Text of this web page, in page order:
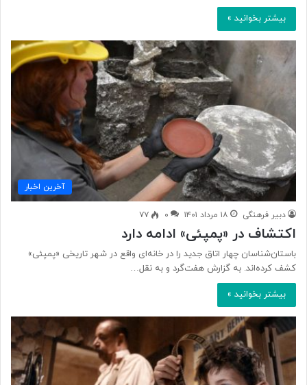
بیشتر بخوانید »
آخرین اخبار
دبیر فرهنگی ۱۸ مرداد ۱۴۰۱ ۰ ۷۷
اکتشاف در «پمپئی» ادامه دارد
باستان‌شناسان چهار اتاق جدید را در خانه‌ای واقع در شهر تاریخی «پمپئی»
کشف کرده‌اند. به گزارش هفت‌گرد و به نقل…
بیشتر بخوانید »